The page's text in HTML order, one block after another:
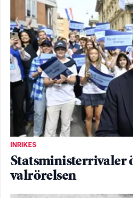
INRIKES
Statsministerrivaler
valrörelsen